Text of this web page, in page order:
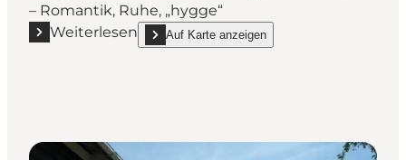
– Romantik, Ruhe, „hygge“
Weiterlesen
Mehr erfahren "Bimosegaard Refugie"
Auf Karte anzeigen
show Bimosegaard Refugie on_map